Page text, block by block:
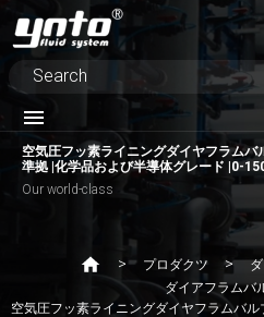
空気圧フッ素ライニングダイヤフラムバ
準拠 |化学品および半導体グレード |0-
Our world-class
プロダクツ
ダイアフラムバ
空気圧フッ素ライニングダイヤフラムバル